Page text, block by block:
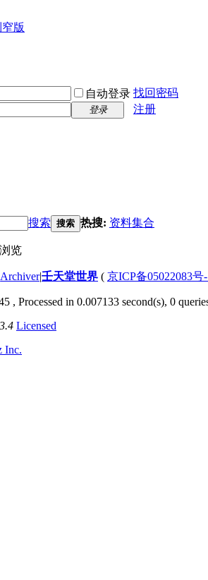
版
自动登录 找回密码
登录
注册
搜索 搜索 热搜: 资料集合
览
Archiver|壬天堂世界 ( 京ICP备05022083号
, Processed in 0.007133 second(s), 0
Licensed
Inc.